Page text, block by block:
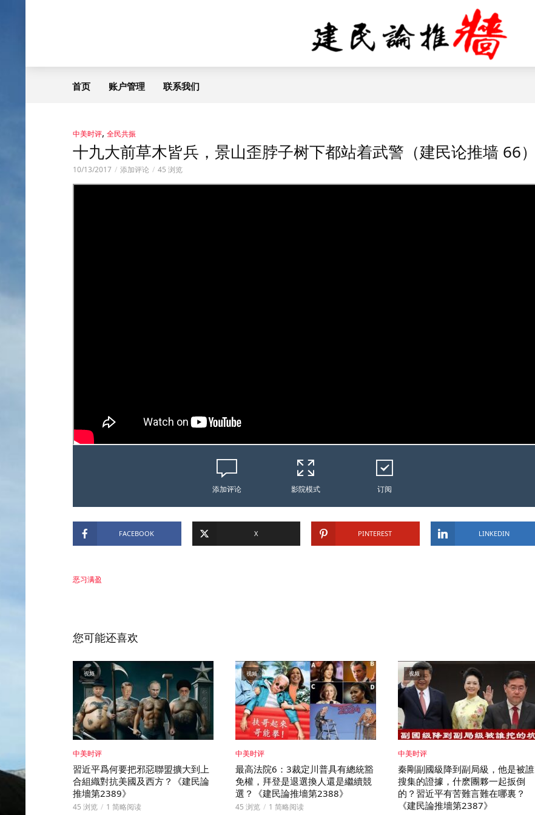
首页 账户管理 联系我们
中美时评, 全民共振
十九大前草木皆兵，景山歪脖子树下都站着武警（建民论推墙 66）
10/13/2017 添加评论 45 浏览
添加评论 影院模式 订阅
FACEBOOK X PINTEREST LINKEDIN
恶习满盈
您可能还喜欢
视频
中美时评
習近平爲何要把邪惡聯盟擴大到上
合組織對抗美國及西方？《建民論
推墻第2389》
45 浏览 1 简略阅读
视频
中美时评
最高法院6：3裁定川普具有總統豁
免權，拜登是退選換人還是繼續競
選？《建民論推墻第2388》
45 浏览 1 简略阅读
视频
中美时评
秦剛副國級降到副局級，他是被誰
搜集的證據，什麽團夥一起扳倒
的？習近平有苦難言難在哪裏？
《建民論推墻第2387》